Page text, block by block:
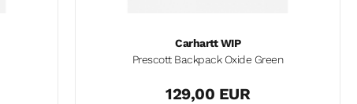
Carhartt WIP
Prescott Backpack Oxide Green
129,00 EUR